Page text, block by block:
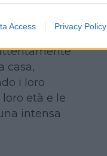
Access Privacy Policy
uno
la
per la
casa,
i loro
età e le
intensa